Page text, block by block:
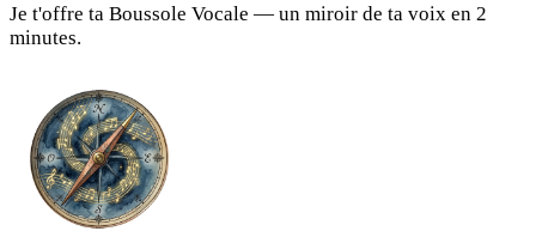
Je t'offre ta Boussole Vocale — un miroir de ta voix en 2
minutes.